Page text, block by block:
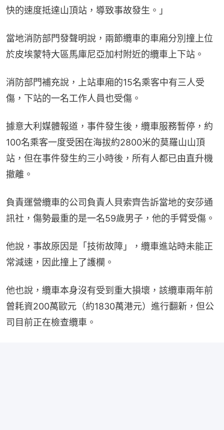
快的速度抵達山頂站，導致事故發生。」
當地消防部門發聲明說，兩節纜車的車廂分別撞上位
於皮埃蒙特大區馬庫尼亞加村附近的纜車上下站。
消防部門補充說，上站車廂的15名乘客中有三人受
傷，下站的一名工作人員也受傷。
據意大利媒體報道，事件發生後，纜車服務暫停，約
100名乘客一度受困在海拔約2800米的莫羅山山頂
站，但在事件發生約三小時後，所有人都已由直升機
撤離。
負責運營纜車的公司負責人貝索齊告訴當地的安莎通
訊社，傷勢最重的是一名59歲男子，他的手臂受傷。
他說，事故原因是「技術故障」，纜車進站時未能正
常減速，因此撞上了護欄。
他也說，纜車本身沒有受到重大損壞，該纜車兩年前
曾耗資200萬歐元（約1830萬港元）進行翻新，但公
司目前正在檢查纜車。